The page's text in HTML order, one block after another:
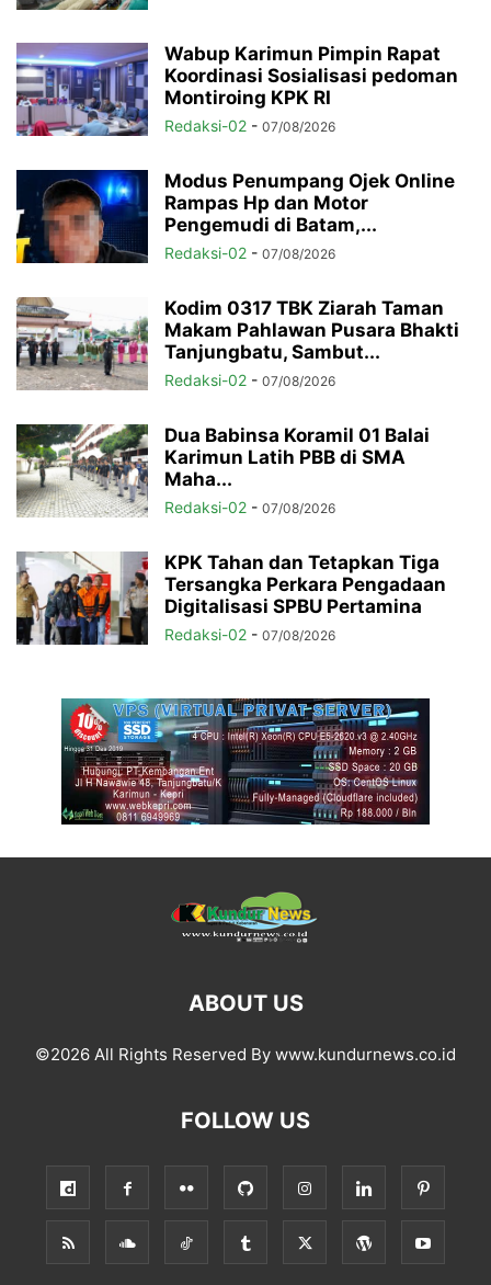
Wabup Karimun Pimpin Rapat
Koordinasi Sosialisasi pedoman
Montiroing KPK RI
Redaksi-02 - 07/08/2026
Modus Penumpang Ojek Online
Rampas Hp dan Motor
Pengemudi di Batam,...
Redaksi-02 - 07/08/2026
Kodim 0317 TBK Ziarah Taman
Makam Pahlawan Pusara Bhakti
Tanjungbatu, Sambut...
Redaksi-02 - 07/08/2026
Dua Babinsa Koramil 01 Balai
Karimun Latih PBB di SMA
Maha...
Redaksi-02 - 07/08/2026
KPK Tahan dan Tetapkan Tiga
Tersangka Perkara Pengadaan
Digitalisasi SPBU Pertamina
Redaksi-02 - 07/08/2026
ABOUT US
©2026 All Rights Reserved By www.kundurnews.co.id
FOLLOW US